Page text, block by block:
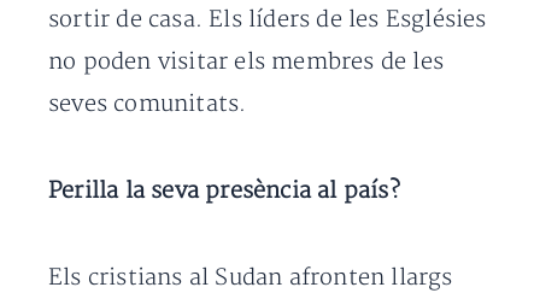
sortir de casa. Els líders de les Esglésies
no poden visitar els membres de les
seves comunitats.
Perilla la seva presència al país?
Els cristians al Sudan afronten llargs